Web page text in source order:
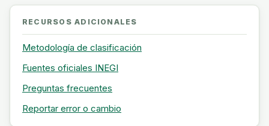
RECURSOS ADICIONALES
Metodología de clasificación
Fuentes oficiales INEGI
Preguntas frecuentes
Reportar error o cambio